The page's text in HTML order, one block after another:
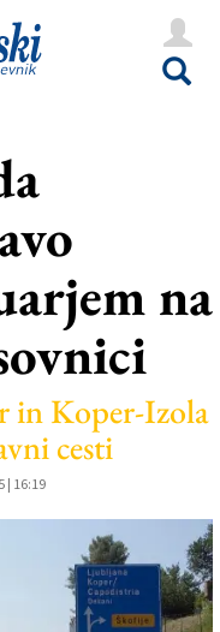
na
in Koper-Izola
cesti
| 16:19